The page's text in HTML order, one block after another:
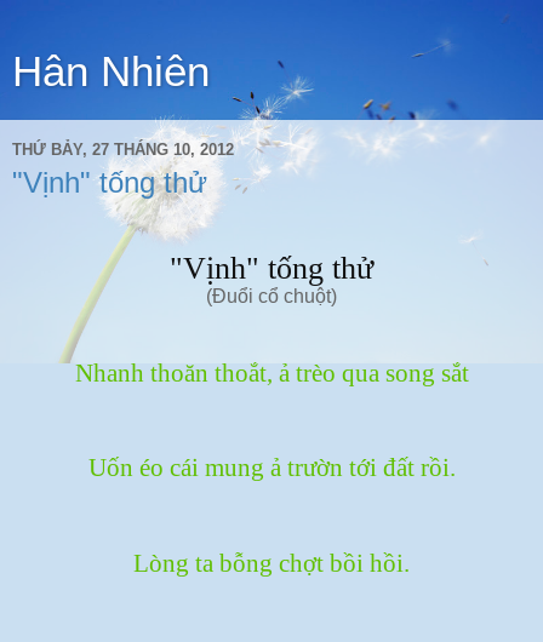
Hân Nhiên
THỨ BẢY, 27 THÁNG 10, 2012
"Vịnh" tống thử
"Vịnh" tống thử
(Đuổi cổ chuột)
Nhanh thoăn thoắt, ả trèo qua song sắt
Uốn éo cái mung ả trườn tới đất rồi.
Lòng ta bỗng chợt bồi hồi.